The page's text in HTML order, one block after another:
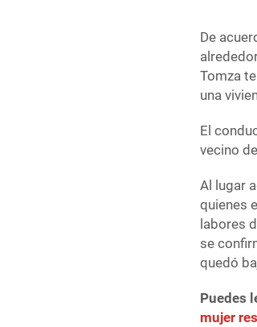
De
Tomza
una
El
vecino
Al lugar
quienes
labores
se
quedó
Puedes
mujer